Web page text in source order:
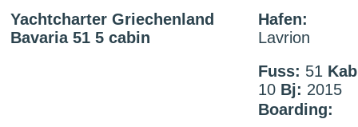
Yachtcharter Griechenland
Bavaria 51 5 cabin
Hafen:
Lavrion
Fuss: 51
10 Bj: 2015
Boarding: